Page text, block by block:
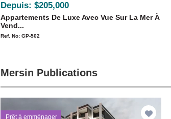
Depuis: $205,000
Appartements De Luxe Avec Vue Sur La Mer À
Vend...
Ref. No: GP-502
Mersin Publications
Prêt à emménager